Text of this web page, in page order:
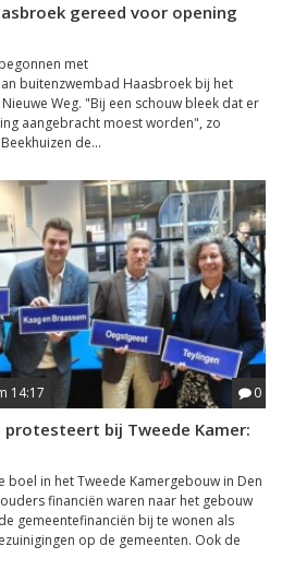
gereed voor opening
met
buitenzwembad Haasbroek bij het
Weg. "Bij een schouw bleek dat er
aangebracht moest worden", zo
de...
14:17 0
bij Tweede Kamer:
boel in het Tweede Kamergebouw in Den
financiën waren naar het gebouw
gemeentefinanciën bij te wonen als
op de gemeenten. Ook de